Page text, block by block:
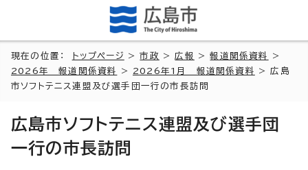
現在の位置： トップページ >市政 >広報 >報道関係資料
>
2026年 報道関係資料
> 2026年1月 報道関係資料
> 広島
市ソフトテニス連盟及び選手団一行の市長訪問
広島市ソフトテニス連盟及び選手団
一行の市長訪問